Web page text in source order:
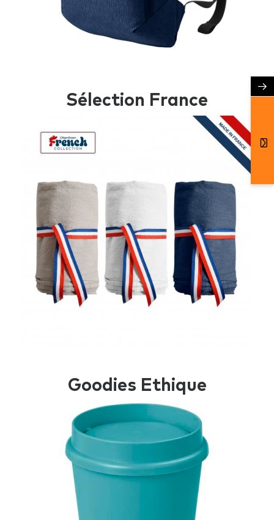
Sélection France
Goodies Ethique
→